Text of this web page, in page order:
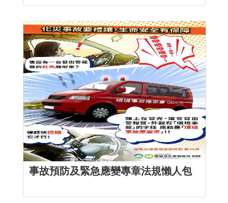
事故預防及緊急應變專章法規懶人包